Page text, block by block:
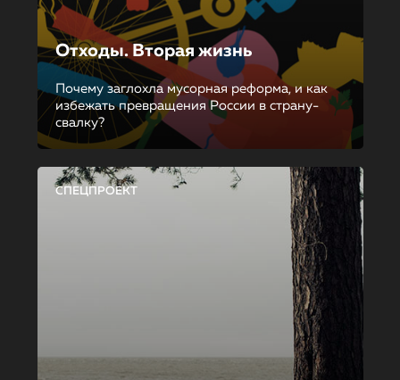
Отходы. Вторая жизнь
Почему заглохла мусорная реформа, и как
избежать превращения России в страну-
свалку?
СПЕЦПРОЕКТ